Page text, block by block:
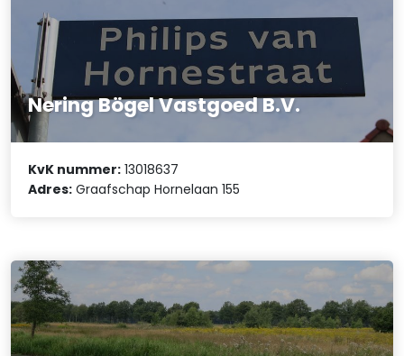
Nering Bögel Vastgoed B.V.
KvK nummer: 13018637
Adres: Graafschap Hornelaan 155